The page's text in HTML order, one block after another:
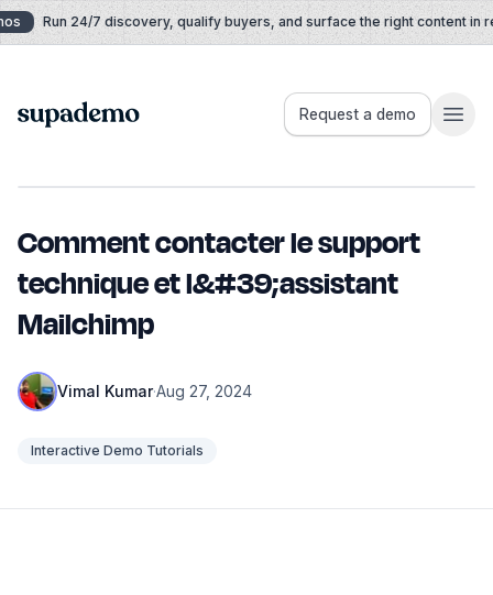
Skip to content
Run 24/7 discovery, qualify buyers, and surface the right content in
Supademo Request a demo
Comment contacter le support
technique et l&#39;assistant
Mailchimp
Vimal Kumar·Aug 27, 2024
Interactive Demo Tutorials